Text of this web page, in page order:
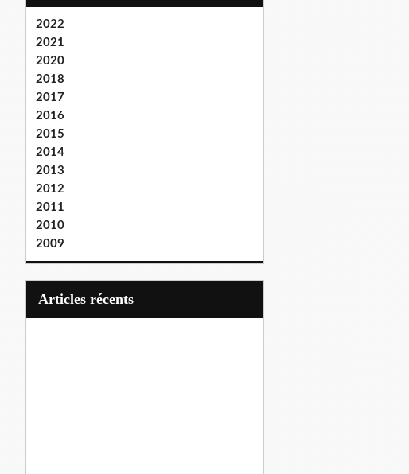
2022
2021
2020
2018
2017
2016
2015
2014
2013
2012
2011
2010
2009
articles récents